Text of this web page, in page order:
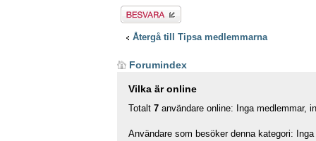
Besvara
Återgå till Tipsa medlemmarna
Forumindex
Vilka är online
Totalt 7 användare online: Inga medlemmar,
Användare som besöker denna kategori: